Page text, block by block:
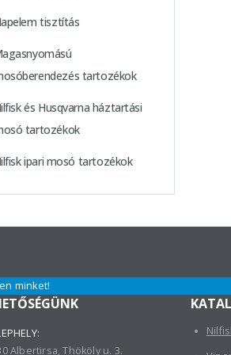
tisztítás
tartozékok
és Husqvarna háztartási
tartozékok
ipari mosó tartozékok
minket!
Albertirsa, Thököly u. 3.